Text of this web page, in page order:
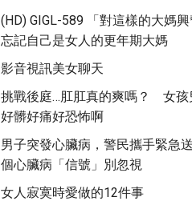
(HD) GIGL-589 「對這樣的大媽興
忘記自己是女人的更年期大媽
影音視訊美女聊天
挑戰後庭…肛肛真的爽嗎？ 女孩
好髒好痛好恐怖啊
男子突發心臟病，警民攜手緊急
個心臟病「信號」別忽視
女人寂寞時愛做的12件事